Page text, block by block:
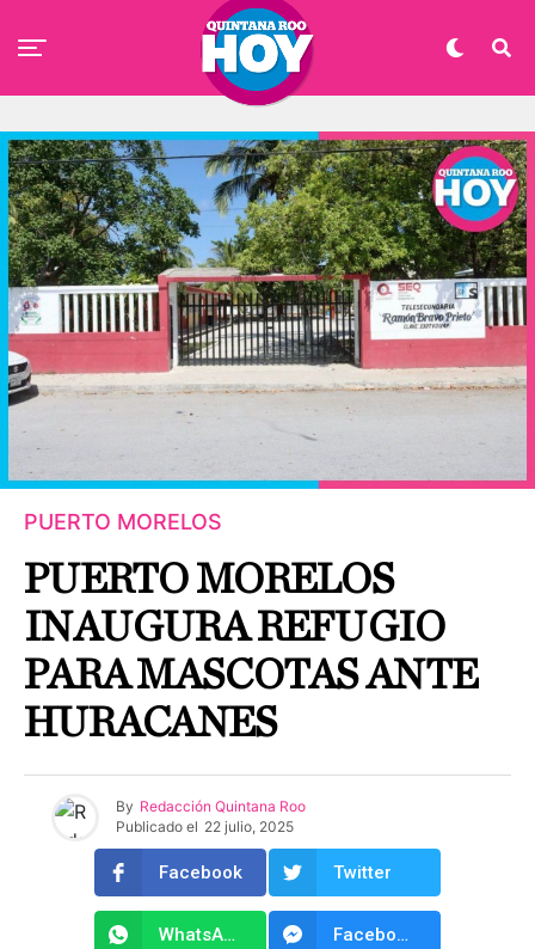
PUERTO MORELOS
PUERTO MORELOS
INAUGURA REFUGIO
PARA MASCOTAS ANTE
HURACANES
By Redacción Quintana Roo
Publicado el 22 julio, 2025
Facebook Twitter
WhatsApp Facebook Messenger